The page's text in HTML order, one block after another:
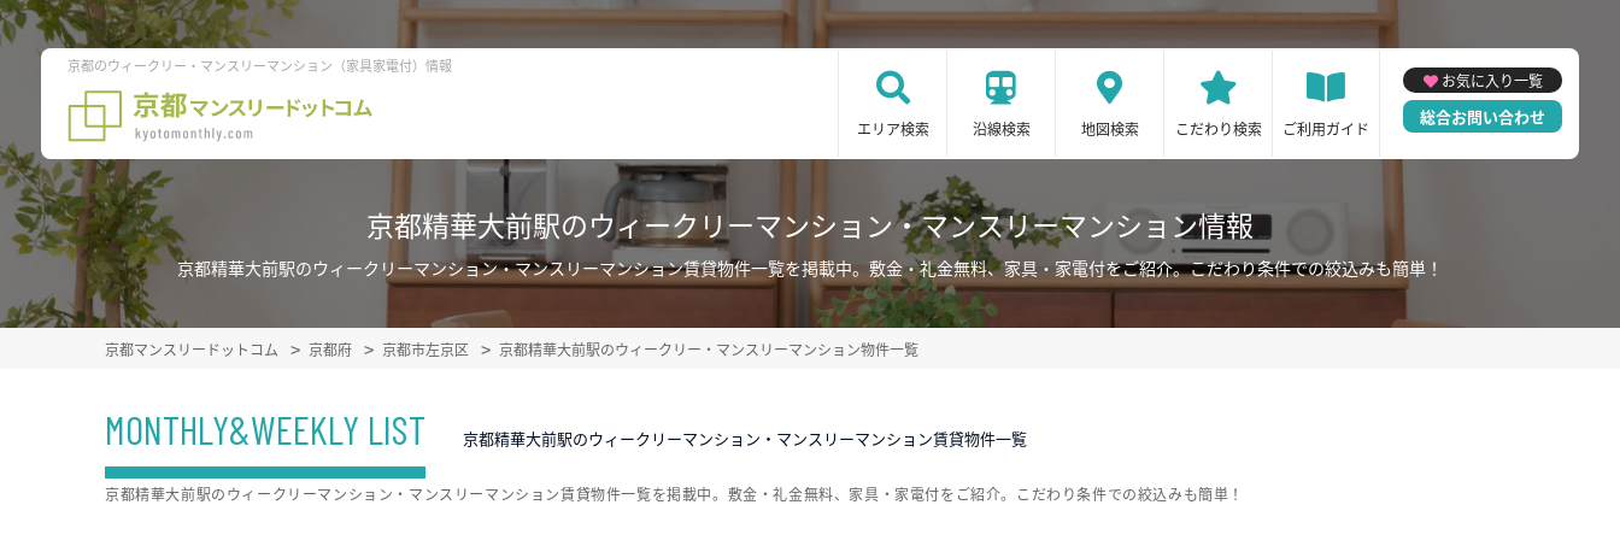
京都のウィークリー・マンスリーマンション（家具家電付）情報
エリア検索 沿線検索 地図検索 こだわり検索 ご利用ガイド
お気に入り一覧
総合お問い合わせ
京都精華大前駅のウィークリーマンション・マンスリーマンション情報
京都精華大前駅のウィークリーマンション・マンスリーマンション賃貸物件一覧を掲載中。敷金・礼金無料、家具・家電付をご紹介。こだわり条件での絞込みも簡単！
京都マンスリードットコム 京都府 京都市左京区 京都精華大前駅のウィークリー・マンスリーマンション物件一覧
MONTHLY&WEEKLY LIST 京都精華大前駅のウィークリーマンション・マンスリーマンション賃貸物件一覧
京都精華大前駅のウィークリーマンション・マンスリーマンション賃貸物件一覧を掲載中。敷金・礼金無料、家具・家電付をご紹介。こだわり条件での絞込みも簡単！